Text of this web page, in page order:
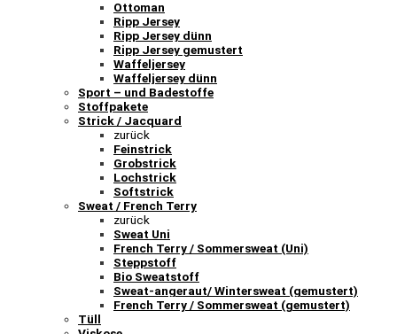
Ottoman
Ripp Jersey
Ripp Jersey dünn
Ripp Jersey gemustert
Waffeljersey
Waffeljersey dünn
Sport – und Badestoffe
Stoffpakete
Strick / Jacquard
zurück
Feinstrick
Grobstrick
Lochstrick
Softstrick
Sweat / French Terry
zurück
Sweat Uni
French Terry / Sommersweat (Uni)
Steppstoff
Bio Sweatstoff
Sweat-angeraut/ Wintersweat (gemustert)
French Terry / Sommersweat (gemustert)
Tüll